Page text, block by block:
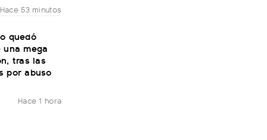
Hace 53 minutos
quedó
mega
tras las
por abuso
Hace 1 hora